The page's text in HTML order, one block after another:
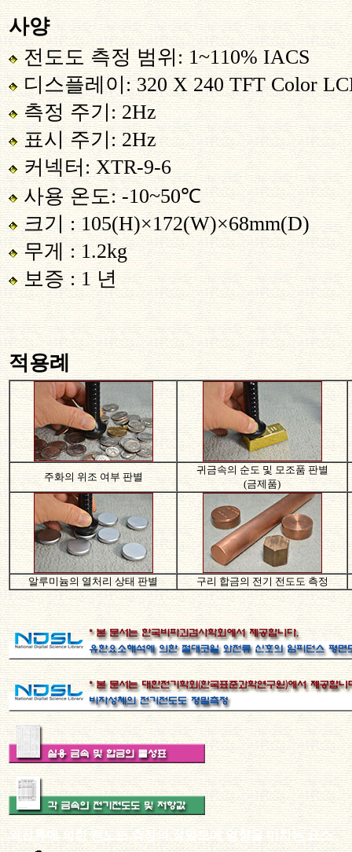
사양
전도도 측정 범위: 1~110% IACS
디스플레이: 320 X 240 TFT Color
측정 주기: 2Hz
표시 주기 : 2Hz
커넥터 : XTR-9-6
사용 온도: -10~50℃
크기: 105(H)×172(W)×68mm(D)
무게: 1.2kg
보증 : 1년
적용례
주화의 위조 여부 판별
귀금속의 순도 및 모조품 판별
(금제품)
알루미늄의 열처리 상태 판별 구리 합금의 전기 전도도 측정
와전류에 의한 전도도 측정의 정밀도에 영향을 미치는 요소